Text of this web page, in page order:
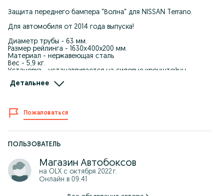
Защита переднего бампера "Волна" для NISSAN Terrano.
Для автомобиля от 2014 года выпуска!
Диаметр трубы - 63 мм.
Размер рейлинга - 1630х400х200 мм.
Материал - нержавеющая сталь
Вес - 5,9 кг.
Установка - устанавливается на силовые кронштейны,
установки не требует сверления дополнительных отверстий.
Режим работы: ПН-ВС: 09:00 до 18:00
Самовывоз: г. Уральск, ул. Шолохова 33, Рынок "Salem" Бутик
№9
Доставка: Бесплатная доставка по Уральску от 35 000 тн.
В регионы отправляем через ТК: СДЭК, ПЭК, КИТ или другими
удобными для Вас транспортными компаниями после 100%
оплаты заказа
Детальнее
Пожаловаться
ПОЛЬЗОВАТЕЛЬ
Магазин Автобоксов
на OLX с октября 2022 г.
Онлайн в 09:41